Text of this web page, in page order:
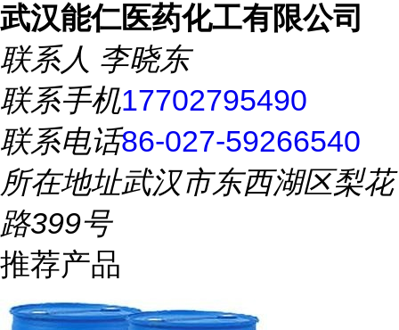
武汉能仁医药化工有限公司
联系人 李晓东
联系手机17702795490
联系电话86-027-59266540
所在地址武汉市东西湖区梨花
路399号
推荐产品